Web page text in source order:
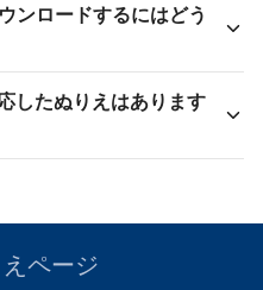
ンロードするにはどう
したぬりえはあります
ページ